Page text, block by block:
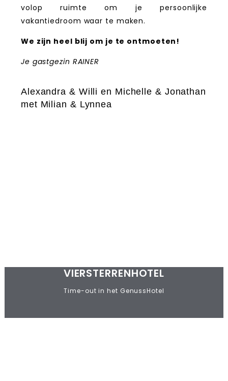
volop ruimte om je persoonlijke
vakantiedroom waar te maken.
We zijn heel blij om je te ontmoeten!
Je gastgezin RAINER
Alexandra & Willi en Michelle & Jonathan
met Milian & Lynnea
VIERSTERRENHOTEL
Time-out in het GenussHotel